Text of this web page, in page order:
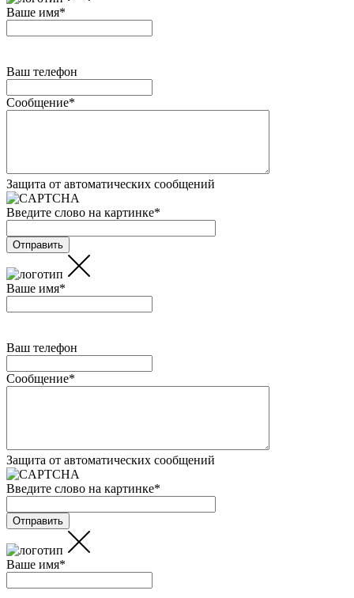
Ваше имя*
Ваш телефон
Сообщение*
Защита от автоматических сообщений
Введите слово на картинке*
Ваше имя*
Ваш телефон
Сообщение*
Защита от автоматических сообщений
Введите слово на картинке*
Ваше имя*